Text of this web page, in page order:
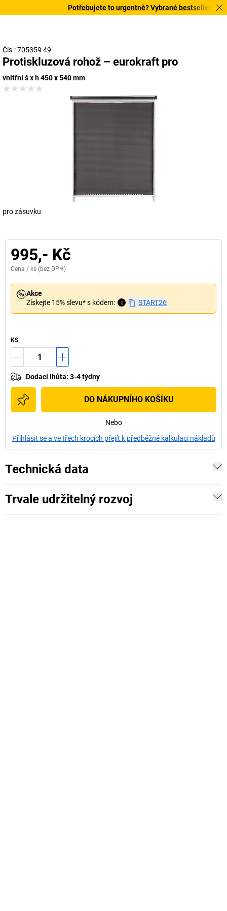
Potřebujete to urgentně? Vybrané bestsellery
Čís.: 705359 49
Protiskluzová rohož – eurokraft pro
vnitřní š x h 450 x 540 mm
pro zásuvku
995,- Kč
Cena / ks (bez DPH)
Akce
Získejte 15% slevu* s kódem:
i START26
KS
Dodací lhůta: 3-4 týdny
DO NÁKUPNÍHO KOŠÍKU
Nebo
Přihlásit se a ve třech krocích přejít k předběžné kalkulaci nákladů
Technická data
Trvale udržitelný rozvoj